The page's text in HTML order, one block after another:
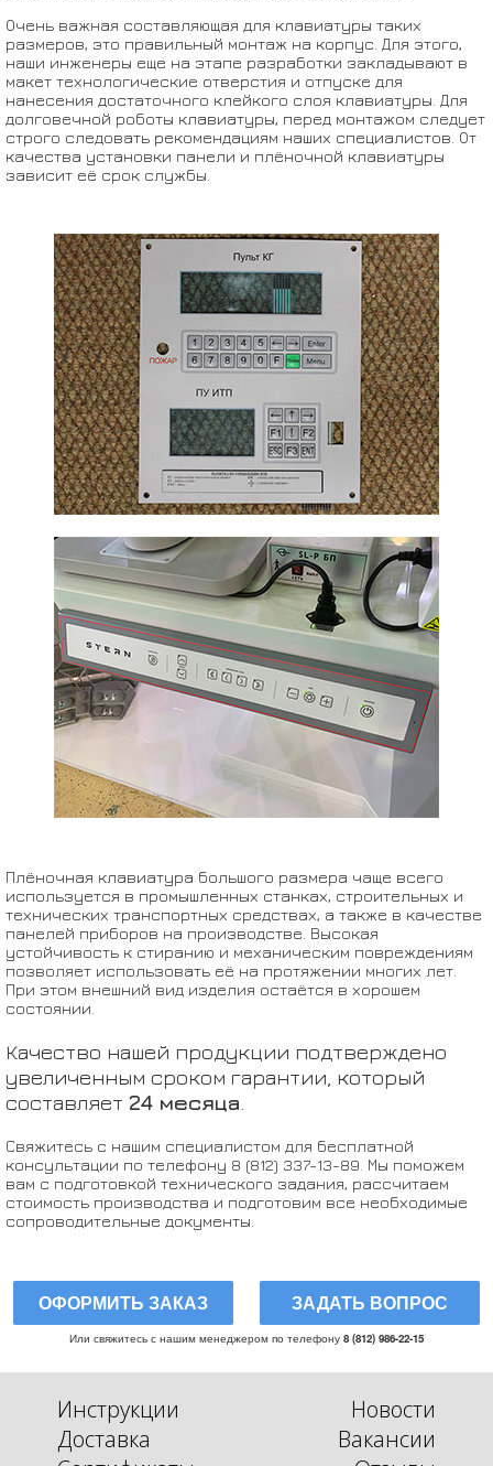
Очень важная составляющая для клавиатуры таких
размеров, это правильный монтаж на корпус. Для этого,
наши инженеры еще на этапе разработки закладывают в
макет технологические отверстия и отпуске для
нанесения достаточного клейкого слоя клавиатуры. Для
долговечной роботы клавиатуры, перед монтажом следует
строго следовать рекомендациям наших специалистов. От
качества установки панели и плёночной клавиатуры
зависит её срок службы.
Плёночная клавиатура большого размера чаще всего
используется в промышленных станках, строительных и
технических транспортных средствах, а также в качестве
панелей приборов на производстве. Высокая
устойчивость к стиранию и механическим повреждениям
позволяет использовать её на протяжении многих лет.
При этом внешний вид изделия остаётся в хорошем
состоянии.
Качество нашей продукции подтверждено
увеличенным сроком гарантии, который
составляет 24 месяца
Свяжитесь с нашим специалистом для бесплатной
консультации по телефону 8 (812) 337-13-89. Мы поможем
вам с подготовкой технического задания, рассчитаем
стоимость производства и подготовим все необходимые
сопроводительные документы.
ОФОРМИТЬ ЗАКАЗ ЗАДАТЬ ВОПРОС
Или свяжитесь с нашим менеджером по телефону 8 (812) 986-22-15
Новости
Инструкции
Вакансии
Доставка